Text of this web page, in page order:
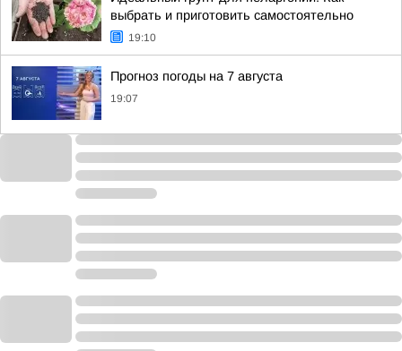
выбрать и приготовить самостоятельно
19:10
Прогноз погоды на 7 августа
19:07